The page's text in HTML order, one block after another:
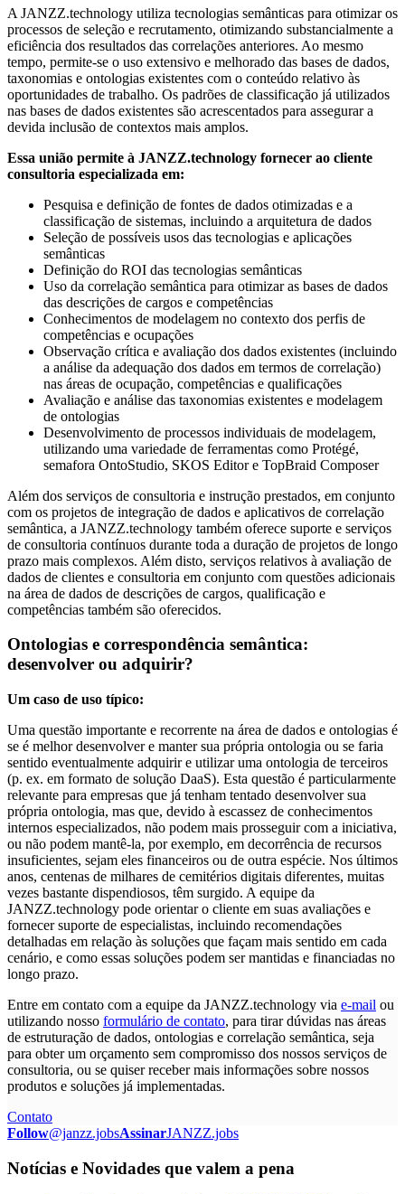
A JANZZ.technology utiliza tecnologias semânticas para otimizar os
processos de seleção e recrutamento, otimizando substancialmente a
eficiência dos resultados das correlações anteriores. Ao mesmo
tempo, permite-se o uso extensivo e melhorado das bases de dados,
taxonomias e ontologias existentes com o conteúdo relativo às
oportunidades de trabalho. Os padrões de classificação já utilizados
nas bases de dados existentes são acrescentados para assegurar a
devida inclusão de contextos mais amplos.
Essa união permite à JANZZ.technology fornecer ao cliente
consultoria especializada em:
Pesquisa e definição de fontes de dados otimizadas e a
classificação de sistemas, incluindo a arquitetura de dados
Seleção de possíveis usos das tecnologias e aplicações
semânticas
Definição do ROI das tecnologias semânticas
Uso da correlação semântica para otimizar as bases de dados
das descrições de cargos e competências
Conhecimentos de modelagem no contexto dos perfis de
competências e ocupações
Observação crítica e avaliação dos dados existentes (incluindo
a análise da adequação dos dados em termos de correlação)
nas áreas de ocupação, competências e qualificações
Avaliação e análise das taxonomias existentes e modelagem
de ontologias
Desenvolvimento de processos individuais de modelagem,
utilizando uma variedade de ferramentas como Protégé,
semafora OntoStudio, SKOS Editor e TopBraid Composer
Além dos serviços de consultoria e instrução prestados, em conjunto
com os projetos de integração de dados e aplicativos de correlação
semântica, a JANZZ.technology também oferece suporte e serviços
de consultoria contínuos durante toda a duração de projetos de longo
prazo mais complexos. Além disto, serviços relativos à avaliação de
dados de clientes e consultoria em conjunto com questões adicionais
na área de dados de descrições de cargos, qualificação e
competências também são oferecidos.
Ontologias e correspondência semântica:
desenvolver ou adquirir?
Um caso de uso típico:
Uma questão importante e recorrente na área de dados e ontologias é
se é melhor desenvolver e manter sua própria ontologia ou se faria
sentido eventualmente adquirir e utilizar uma ontologia de terceiros
(p. ex. em formato de solução DaaS). Esta questão é particularmente
relevante para empresas que já tenham tentado desenvolver sua
própria ontologia, mas que, devido à escassez de conhecimentos
internos especializados, não podem mais prosseguir com a iniciativa,
ou não podem mantê-la, por exemplo, em decorrência de recursos
insuficientes, sejam eles financeiros ou de outra espécie. Nos últimos
anos, centenas de milhares de cemitérios digitais diferentes, muitas
vezes bastante dispendiosos, têm surgido. A equipe da
JANZZ.technology pode orientar o cliente em suas avaliações e
fornecer suporte de especialistas, incluindo recomendações
detalhadas em relação às soluções que façam mais sentido em cada
cenário, e como essas soluções podem ser mantidas e financiadas no
longo prazo.
Entre em contato com a equipe da JANZZ.technology via e-mail ou
utilizando nosso formulário de contato, para tirar dúvidas nas áreas
de estruturação de dados, ontologias e correlação semântica, seja
para obter um orçamento sem compromisso dos nossos serviços de
consultoria, ou se quiser receber mais informações sobre nossos
produtos e soluções já implementadas.
Contato
Follow@janzz.jobsAssinarJANZZ.jobs
Notícias e Novidades que valem a pena